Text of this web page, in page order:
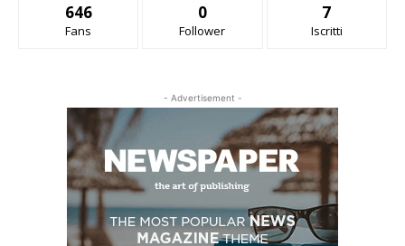
646
Fans
0
Follower
7
Iscritti
- Advertisement -